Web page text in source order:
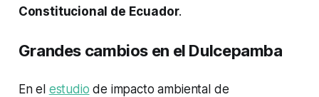
Constitucional de Ecuador.
Grandes cambios en el Dulcepamba
En el estudio de impacto ambiental de